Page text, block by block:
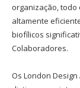
organização, todo
altamente
biofílicos
Colaboradores.
Os London